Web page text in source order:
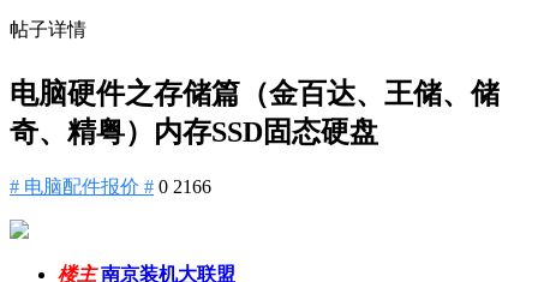
帖子详情
电脑硬件之存储篇（金百达、王储、储
奇、精粤）内存SSD固态硬盘
# 电脑配件报价 # 0 2166
楼主 南京装机大联盟